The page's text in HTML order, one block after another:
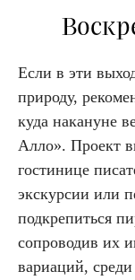
Если в эти
природу,
куда накануне
Алло». Проект
гостинице
экскурсии или
подкрепиться
сопроводив их
вариаций,